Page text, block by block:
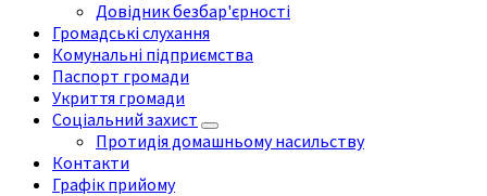
Довідник безбар'єрності
Громадські слухання
Комунальні підприємства
Паспорт громади
Укриття громади
Соціальний захист
Протидія домашньому насильству
Контакти
Графік прийому